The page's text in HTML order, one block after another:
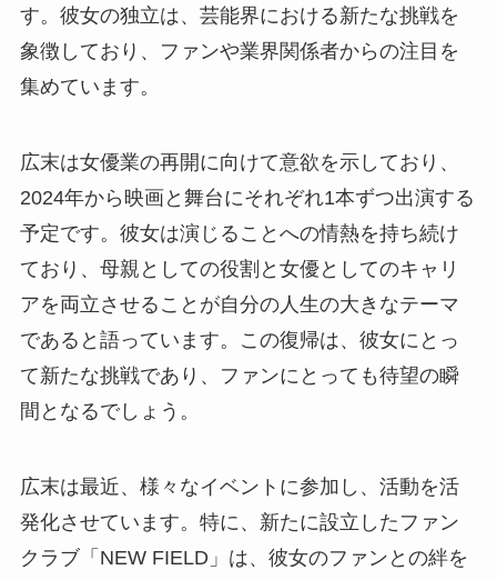
す。彼女の独立は、芸能界における新たな挑戦を
象徴しており、ファンや業界関係者からの注目を
集めています。
広末は女優業の再開に向けて意欲を示しており、
2024年から映画と舞台にそれぞれ1本ずつ出演する
予定です。彼女は演じることへの情熱を持ち続け
ており、母親としての役割と女優としてのキャリ
アを両立させることが自分の人生の大きなテーマ
であると語っています。この復帰は、彼女にとっ
て新たな挑戦であり、ファンにとっても待望の瞬
間となるでしょう。
広末は最近、様々なイベントに参加し、活動を活
発化させています。特に、新たに設立したファン
クラブ「NEW FIELD」は、彼女のファンとの絆を